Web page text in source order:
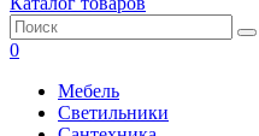
0
Мебель
Светильники